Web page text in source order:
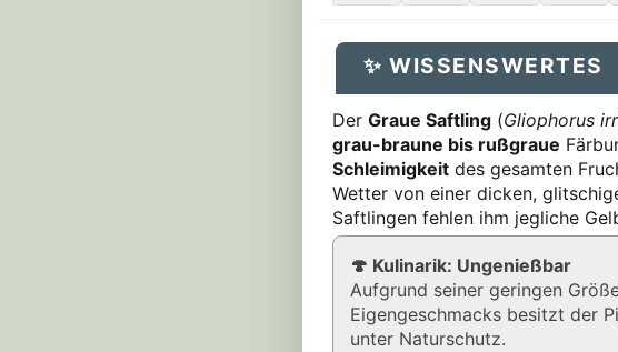
✨ WISSENSWERTES
Der Graue Saftling (Gliophorus
grau-braune bis rußgraue
Schleimigkeit des gesamten
Wetter von einer dicken,
Saftlingen fehlen ihm jegliche
🍄 Kulinarik: Ungenießbar
Aufgrund seiner geringen
Eigengeschmacks besitzt der
unter Naturschutz.